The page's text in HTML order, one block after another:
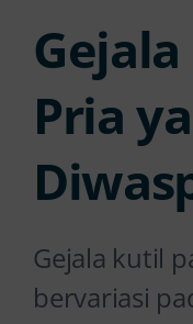
Pria
Gejala kutil
bervariasi